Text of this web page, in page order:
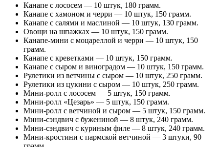
Канапе с лососем — 10 штук, 180 грамм.
Канапе с хамоном и черри — 10 штук, 150 грамм.
Канапе с салями и маслиной — 10 штук, 130 грамм.
Овощи на шпажках — 10 штук, 150 грамм.
Канапе-мини с моцареллой и черри — 10 штук, 150
грамм.
Канапе с креветками — 10 штук, 150 грамм.
Канапе с сыром и виноградом — 10 штук, 150 грамм.
Рулетики из ветчины с сыром — 10 штук, 250 грамм.
Рулетики из цукини с сыром — 10 штук, 250 грамм.
Мини-ролл с лососем — 5 штук, 150 грамм.
Мини-ролл «Цезарь» — 5 штук, 150 грамм.
Мини-ролл с ветчиной и сыром — 5 штук, 150 грамм.
Мини-сэндвич с бужениной — 8 штук, 240 грамм.
Мини-сэндвич с куриным филе — 8 штук, 240 грамм.
Мини-кростини с пармской ветчиной — 3 штуки, 90